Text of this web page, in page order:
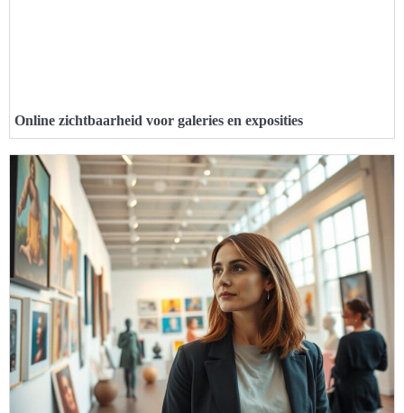
Online zichtbaarheid voor galeries en exposities